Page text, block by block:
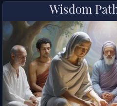
Wisdom